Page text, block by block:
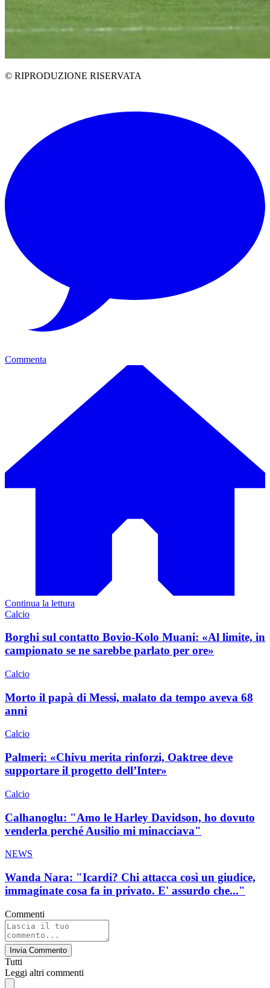
© RIPRODUZIONE RISERVATA
Commenta
Continua la lettura
Calcio
Borghi sul contatto Bovio-Kolo Muani: «Al limite, in
campionato se ne sarebbe parlato per ore»
Calcio
Morto il papà di Messi, malato da tempo aveva 68
anni
Calcio
Palmeri: «Chivu merita rinforzi, Oaktree deve
supportare il progetto dell’Inter»
Calcio
Calhanoglu: "Amo le Harley Davidson, ho dovuto
venderla perché Ausilio mi minacciava"
NEWS
Wanda Nara: "Icardi? Chi attacca così un giudice,
immaginate cosa fa in privato. E' assurdo che..."
Commenti
Invia Commento
Tutti
Leggi altri commenti